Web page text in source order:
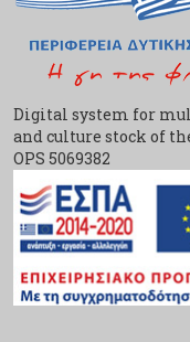
Digital system for
and culture stock of
ΟPS 5069382